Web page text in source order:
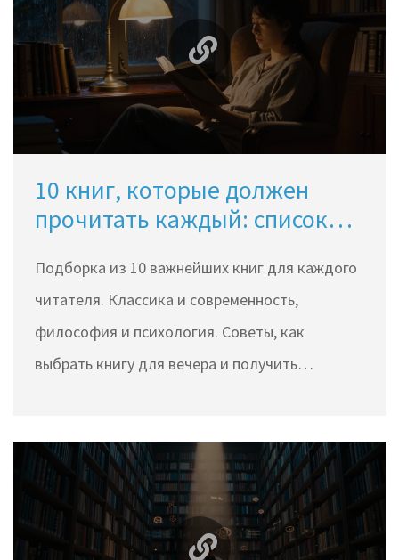
10 книг, которые должен
прочитать каждый: список
Подборка из 10 важнейших книг для каждого
читателя. Классика и современность,
философия и психология. Советы, как
выбрать книгу для вечера и получить